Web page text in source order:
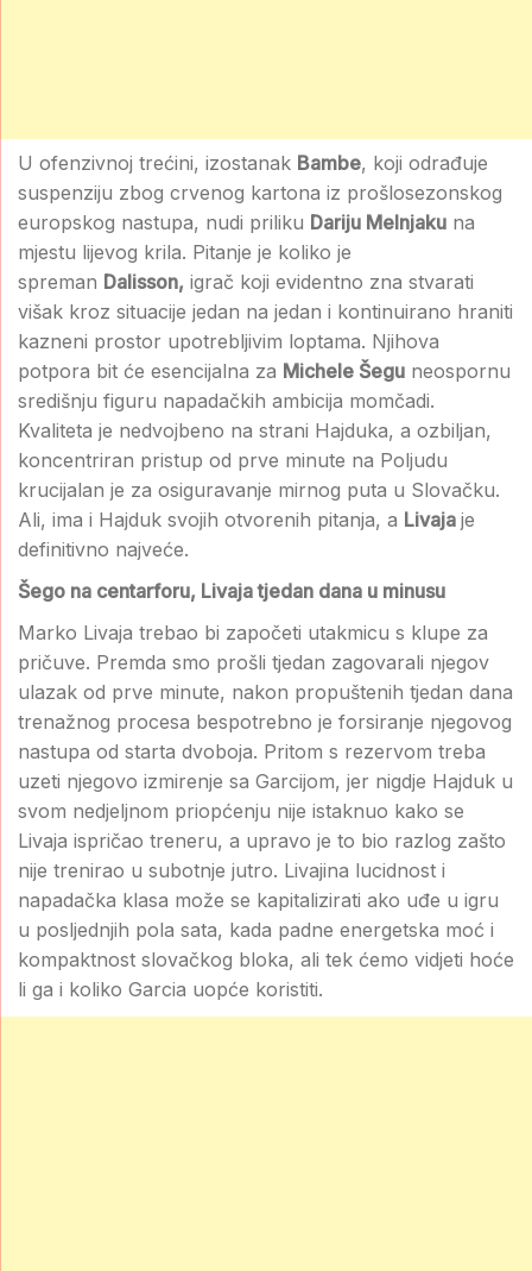
U ofenzivnoj trećini, izostanak Bambe, koji odrađuje
suspenziju zbog crvenog kartona iz prošlosezonskog
europskog nastupa, nudi priliku Dariju Melnjaku na
mjestu lijevog krila. Pitanje je koliko je
spreman Dalisson, igrač koji evidentno zna stvarati
višak kroz situacije jedan na jedan i kontinuirano hraniti
kazneni prostor upotrebljivim loptama. Njihova
potpora bit će esencijalna za Michele Šegu neospornu
središnju figuru napadačkih ambicija momčadi.
Kvaliteta je nedvojbeno na strani Hajduka, a ozbiljan,
koncentriran pristup od prve minute na Poljudu
krucijalan je za osiguravanje mirnog puta u Slovačku.
Ali, ima i Hajduk svojih otvorenih pitanja, a Livaja je
definitivno najveće.
Šego na centarforu, Livaja tjedan dana u minusu
Marko Livaja trebao bi započeti utakmicu s klupe za
pričuve. Premda smo prošli tjedan zagovarali njegov
ulazak od prve minute, nakon propuštenih tjedan dana
trenažnog procesa bespotrebno je forsiranje njegovog
nastupa od starta dvoboja. Pritom s rezervom treba
uzeti njegovo izmirenje sa Garcijom, jer nigdje Hajduk u
svom nedjeljnom priopćenju nije istaknuo kako se
Livaja ispričao treneru, a upravo je to bio razlog zašto
nije trenirao u subotnje jutro. Livajina lucidnost i
napadačka klasa može se kapitalizirati ako uđe u igru
u posljednjih pola sata, kada padne energetska moć i
kompaktnost slovačkog bloka, ali tek ćemo vidjeti hoće
li ga i koliko Garcia uopće koristiti.